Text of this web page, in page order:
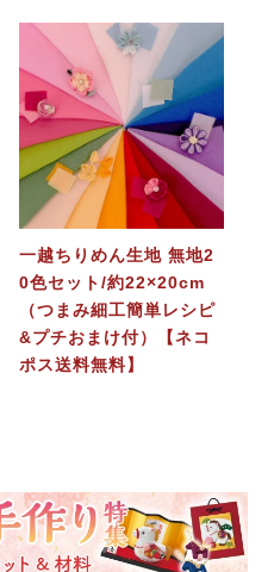
一越ちりめん生地 無地2
0色セット/約22×20cm
（つまみ細工簡単レシピ
&プチおまけ付）【ネコ
ポス送料無料】